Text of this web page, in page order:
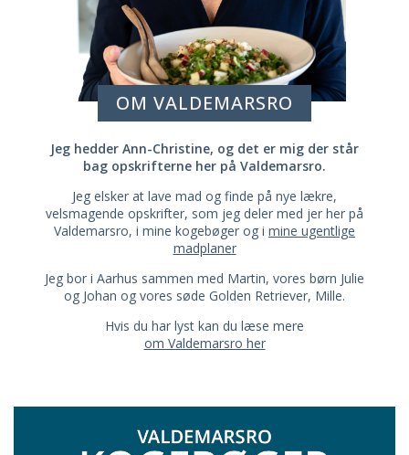
OM VALDEMARSRO
Jeg hedder Ann-Christine, og det er mig der står
bag opskrifterne her på Valdemarsro.
Jeg elsker at lave mad og finde på nye lækre,
velsmagende opskrifter, som jeg deler med jer her på
Valdemarsro, i mine kogebøger og i mine ugentlige
madplaner
Jeg bor i Aarhus sammen med Martin, vores børn Julie
og Johan og vores søde Golden Retriever, Mille.
Hvis du har lyst kan du læse mere
om Valdemarsro her